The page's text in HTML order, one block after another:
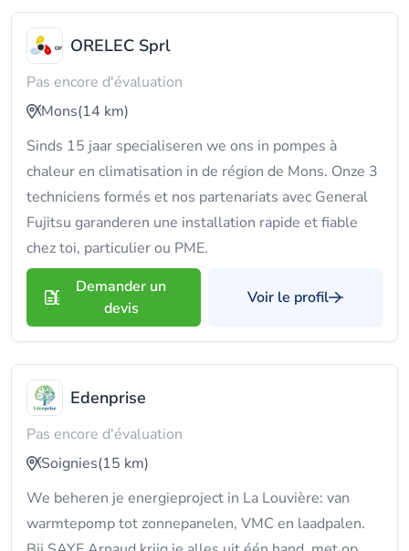
ORELEC Sprl
Pas encore d'évaluation
Mons(14 km)
Sinds 15 jaar specialiseren we ons in pompes à
chaleur en climatisation in de région de Mons. Onze 3
techniciens formés et nos partenariats avec General
Fujitsu garanderen une installation rapide et fiable
chez toi, particulier ou PME.
Demander un
devis
Voir le profil
Edenprise
Pas encore d'évaluation
Soignies(15 km)
We beheren je energieproject in La Louvière: van
warmtepomp tot zonnepanelen, VMC en laadpalen.